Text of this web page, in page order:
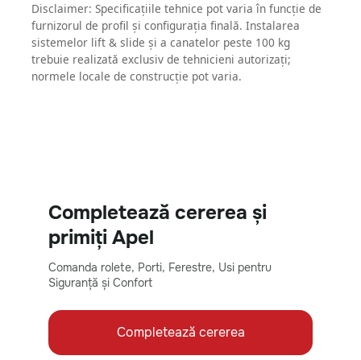
Disclaimer: Specificațiile tehnice pot varia în funcție de
furnizorul de profil și configurația finală. Instalarea
sistemelor lift & slide și a canatelor peste 100 kg
trebuie realizată exclusiv de tehnicieni autorizați;
normele locale de construcție pot varia.
Completează cererea și
primiți Apel
Comanda rolete, Porti, Ferestre, Usi pentru
Siguranță și Confort
Completează cererea